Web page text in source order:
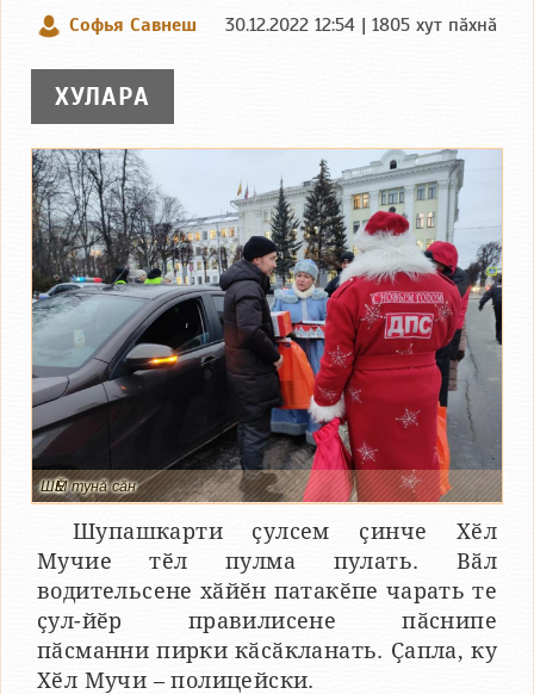
Софья Савнеш 30.12.2022 12:54 | 1805 хут пӑхнӑ
ХУЛАРА
ШӖМ тунӑ сӑн
Шупашкарти ҫулсем ҫинче Хӗл
Мучие тӗл пулма пулать. Вӑл
водительсене хӑйӗн патакӗпе чарать те
ҫул-йӗр правилисене пӑснипе
пӑсманни пирки кӑсӑкланать. Ҫапла, ку
Хӗл Мучи – полицейски.